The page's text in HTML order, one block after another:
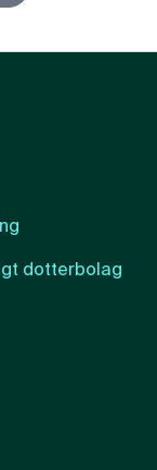
dotterbolag